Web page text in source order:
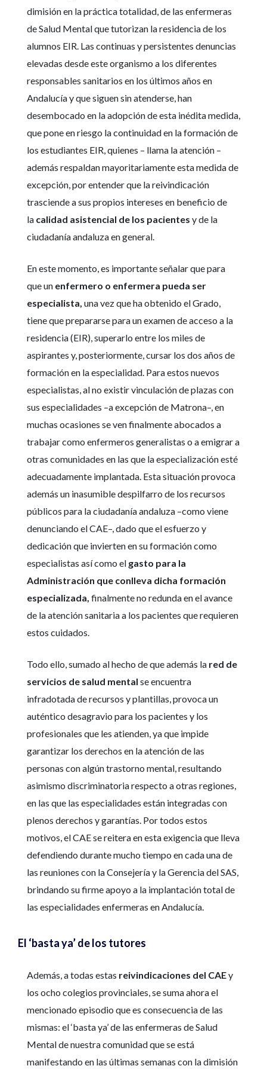
dimisión en la práctica totalidad, de las enfermeras
de Salud Mental que tutorizan la residencia de los
alumnos EIR. Las continuas y persistentes denuncias
elevadas desde este organismo a los diferentes
responsables sanitarios en los últimos años en
Andalucía y que siguen sin atenderse, han
desembocado en la adopción de esta inédita medida,
que pone en riesgo la continuidad en la formación de
los estudiantes EIR, quienes – llama la atención –
además respaldan mayoritariamente esta medida de
excepción, por entender que la reivindicación
trasciende a sus propios intereses en beneficio de
la calidad asistencial de los pacientes y de la
ciudadanía andaluza en general.
En este momento, es importante señalar que para
que un enfermero o enfermera pueda ser
especialista, una vez que ha obtenido el Grado,
tiene que prepararse para un examen de acceso a la
residencia (EIR), superarlo entre los miles de
aspirantes y, posteriormente, cursar los dos años de
formación en la especialidad. Para estos nuevos
especialistas, al no existir vinculación de plazas con
sus especialidades –a excepción de Matrona–, en
muchas ocasiones se ven finalmente abocados a
trabajar como enfermeros generalistas o a emigrar a
otras comunidades en las que la especialización esté
adecuadamente implantada. Esta situación provoca
además un inasumible despilfarro de los recursos
públicos para la ciudadanía andaluza –como viene
denunciando el CAE–, dado que el esfuerzo y
dedicación que invierten en su formación como
especialistas así como el gasto para la
Administración que conlleva dicha formación
especializada, finalmente no redunda en el avance
de la atención sanitaria a los pacientes que requieren
estos cuidados.
Todo ello, sumado al hecho de que además la red de
servicios de salud mental se encuentra
infradotada de recursos y plantillas, provoca un
auténtico desagravio para los pacientes y los
profesionales que les atienden, ya que impide
garantizar los derechos en la atención de las
personas con algún trastorno mental, resultando
asimismo discriminatoria respecto a otras regiones,
en las que las especialidades están integradas con
plenos derechos y garantías. Por todos estos
motivos, el CAE se reitera en esta exigencia que lleva
defendiendo durante mucho tiempo en cada una de
las reuniones con la Consejería y la Gerencia del SAS,
brindando su firme apoyo a la implantación total de
las especialidades enfermeras en Andalucía.
El ‘basta ya’ de los tutores
Además, a todas estas reivindicaciones del CAEy
los ocho colegios provinciales, se suma ahora el
mencionado episodio que es consecuencia de las
mismas: el ‘basta ya’ de las enfermeras de Salud
Mental de nuestra comunidad que se está
manifestando en las últimas semanas con la dimisión